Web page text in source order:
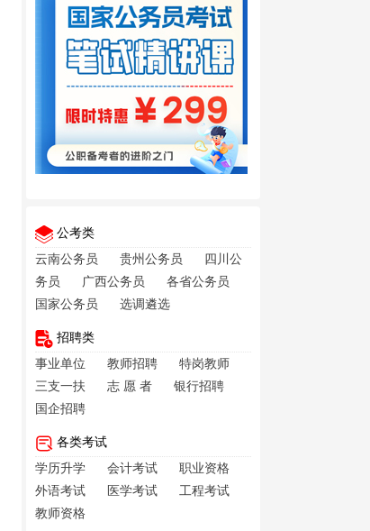
公考类
云南公务员
贵州公务员
四川公
务员
广西公务员
各省公务员
国家公务员
选调遴选
招聘类
事业单位
教师招聘
特岗教师
三支一扶
志 愿 者
银行招聘
国企招聘
各类考试
学历升学
会计考试
职业资格
外语考试
医学考试
工程考试
教师资格